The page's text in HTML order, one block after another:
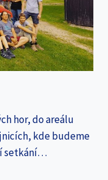
hor, do areálu
kde budeme
setkání…